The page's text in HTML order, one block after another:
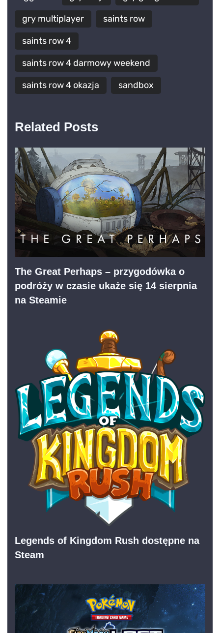
gry multiplayer saints row
saints row 4
saints row 4 darmowy weekend
saints row 4 okazja sandbox
Related Posts
The Great Perhaps – przygodówka o
podróży w czasie ukaże się 14 sierpnia
na Steamie
Legends of Kingdom Rush dostępne na
Steam